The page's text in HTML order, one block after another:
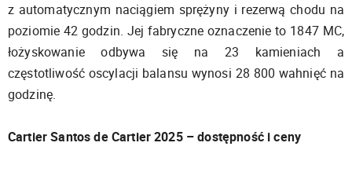
z automatycznym naciągiem sprężyny i rezerwą chodu na
poziomie 42 godzin. Jej fabryczne oznaczenie to 1847 MC,
łożyskowanie odbywa się na 23 kamieniach a
częstotliwość oscylacji balansu wynosi 28 800 wahnięć na
godzinę.
Cartier Santos de Cartier 2025 – dostępność i ceny